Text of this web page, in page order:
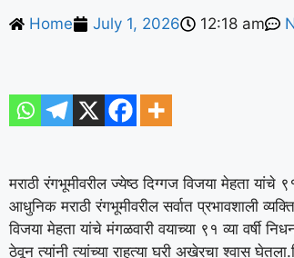
Home July 1, 2026 12:18 am
मराठी रंगभूमीवरील ज्येष्ठ दिग्गज विजया मेहता यांचे
आधुनिक मराठी रंगभूमीवरील सर्वात प्रभावशाली
विजया मेहता यांचे मंगळवारी वयाच्या ९१ व्या वर्षी
ठेवून त्यांनी त्यांच्या राहत्या घरी अखेरचा श्वास घेतला.